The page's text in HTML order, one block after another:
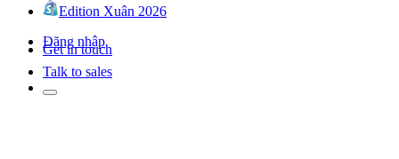
Edition Xuân 2026
Đăng nhập
Get in touch
Talk to sales